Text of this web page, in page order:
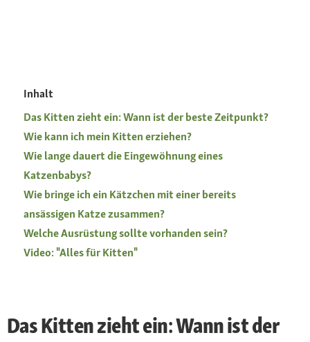
Inhalt
Das Kitten zieht ein: Wann ist der beste Zeitpunkt?
Wie kann ich mein Kitten erziehen?
Wie lange dauert die Eingewöhnung eines
Katzenbabys?
Wie bringe ich ein Kätzchen mit einer bereits
ansässigen Katze zusammen?
Welche Ausrüstung sollte vorhanden sein?
Video: "Alles für Kitten"
Das Kitten zieht ein: Wann ist der